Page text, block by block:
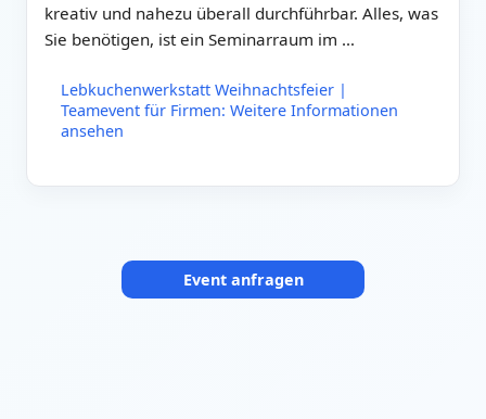
kreativ und nahezu überall durchführbar. Alles, was
Sie benötigen, ist ein Seminarraum im …
Lebkuchenwerkstatt Weihnachtsfeier |
Teamevent für Firmen: Weitere Informationen
ansehen
Event anfragen